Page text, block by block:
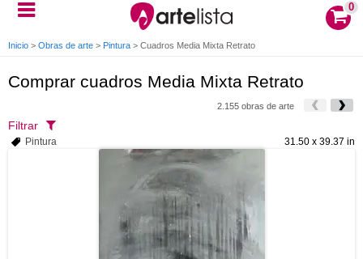
0
Inicio > Obras de arte > Pintura > Cuadros Media Mixta Retrato
Comprar cuadros Media Mixta Retrato
2.155 obras de arte
Filtrar
31.50 x 39.37 in
Pintura